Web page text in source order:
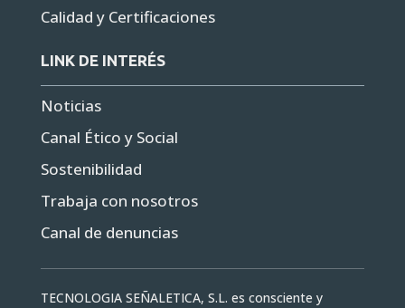
Calidad y Certificaciones
LINK DE INTERÉS
Noticias
Canal Ético y Social
Sostenibilidad
Trabaja con nosotros
Canal de denuncias
TECNOLOGIA SEÑALETICA, S.L. es consciente y